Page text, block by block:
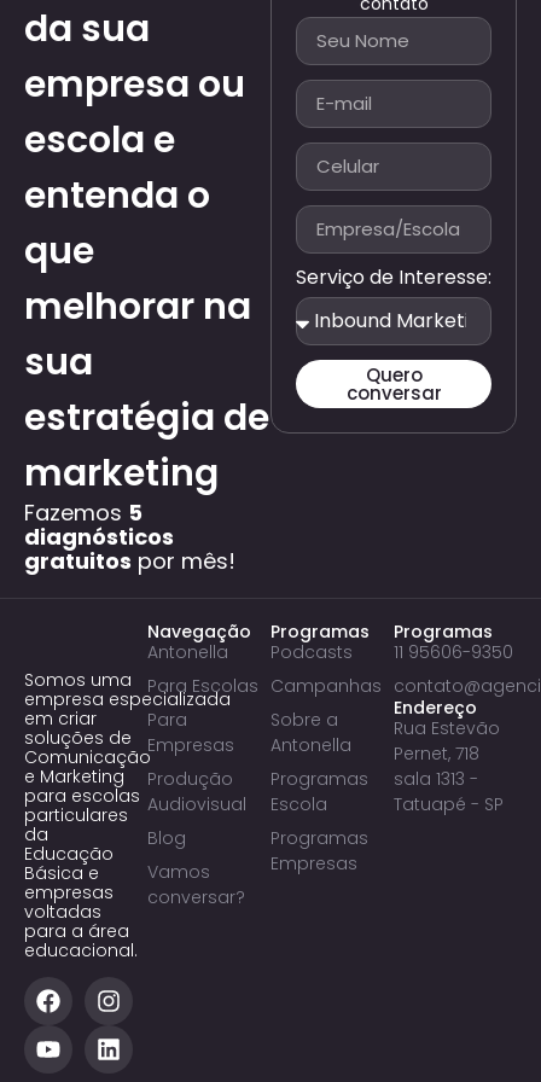
da sua
empresa ou
escola e
entenda o
que
melhorar na
sua
estratégia de
marketing
Fazemos 5
diagnósticos
gratuitos por mês!
Serviço de Interesse:
Quero
conversar
Somos uma
empresa especializada
em criar
soluções de
Comunicação
e Marketing
para escolas
particulares
da
Educação
Básica e
empresas
voltadas
para a área
educacional.
Navegação
Antonella
Para Escolas
Para
Empresas
Produção
Audiovisual
Blog
Vamos
conversar?
Programas
Podcasts
Campanhas
Sobre a
Antonella
Programas
Escola
Programas
Empresas
Programas
11 95606-9350
Endereço
Rua Estevão
Pernet, 718
sala 1313 -
Tatuapé - SP